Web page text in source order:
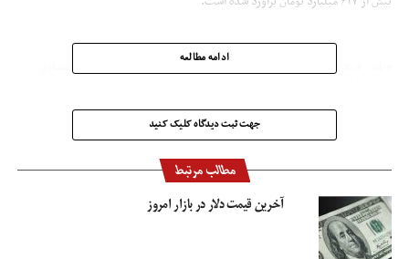
مفاسد اقتصادی
جهت ثبت دیدگاه کلیک کنید
ادامه مطالعه
مطالب مرتبط
آخرین قیمت دلار در بازار امروز